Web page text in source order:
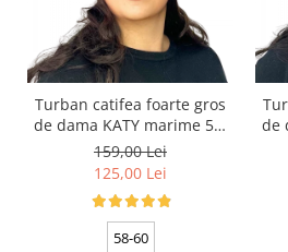
Turban catifea foarte gros
de dama KATY marime 58-
60, captuseala polar,
culoare bleomarin
159,00 Lei
125,00 Lei
58-60
de